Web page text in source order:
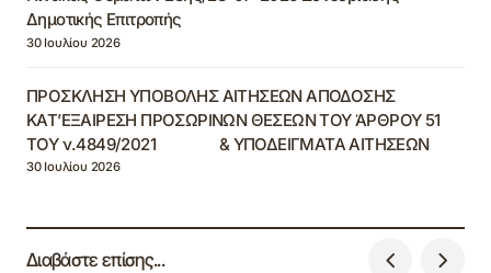
Δημοτικής Επιτροπής
30 Ιουλίου 2026
ΠΡΟΣΚΛΗΣΗ ΥΠΟΒΟΛΗΣ ΑΙΤΗΣΕΩΝ ΑΠΟΔΟΣΗΣ
ΚΑΤ’ΕΞΑΙΡΕΣΗ ΠΡΟΣΩΡΙΝΩΝ ΘΕΣΕΩΝ ΤΟΥ ΆΡΘΡΟΥ 51
ΤΟΥ ν.4849/2021 & ΥΠΟΔΕΙΓΜΑΤΑ ΑΙΤΗΣΕΩΝ
30 Ιουλίου 2026
Διαβάστε επίσης...